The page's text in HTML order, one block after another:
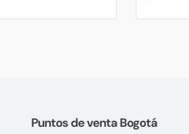
Puntos de venta Bogotá